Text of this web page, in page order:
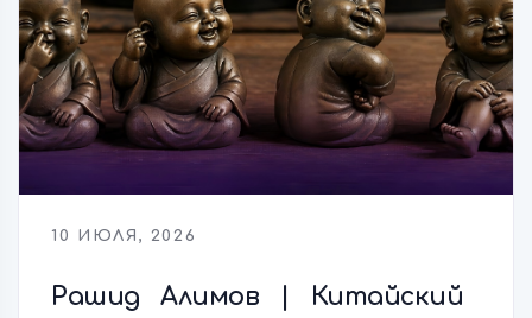
10 ИЮЛЯ, 2026
Рашид Алимов | Китайский